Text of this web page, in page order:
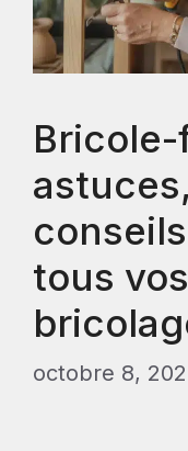
tous
octobre 8,